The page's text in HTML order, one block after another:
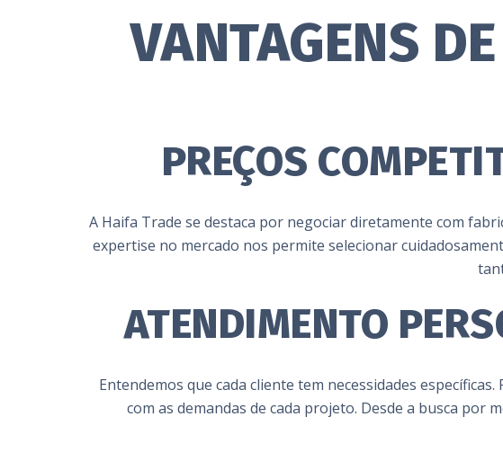
VANTAGENS
PREÇOS
A Haifa Trade se destaca por negociar diretamente com
expertise no mercado nos permite selecionar
ATENDIMENTO
Entendemos que cada cliente tem necessidades
com as demandas de cada projeto. Desde a busca